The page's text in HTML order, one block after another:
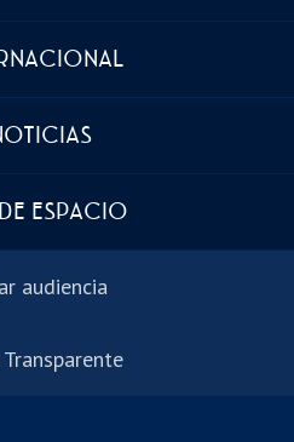
ESPACIO
audiencia